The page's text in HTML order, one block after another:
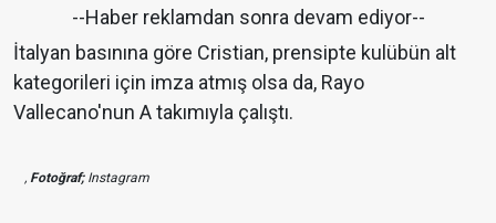
--Haber reklamdan sonra devam ediyor--
İtalyan basınına göre Cristian, prensipte kulübün alt
kategorileri için imza atmış olsa da, Rayo
Vallecano'nun A takımıyla çalıştı.
, Fotoğraf;Instagram